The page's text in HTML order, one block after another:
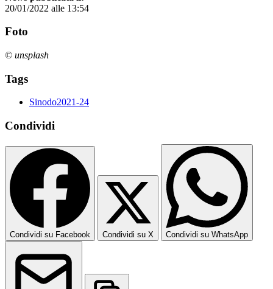
20/01/2022 alle 13:54
Foto
© unsplash
Tags
Sinodo2021-24
Condividi
Condividi su Facebook Condividi su X Condividi su WhatsApp